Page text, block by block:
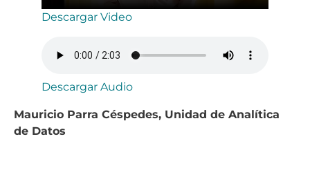
Descargar Video
Descargar Audio
Mauricio Parra Céspedes, Unidad de Analítica
de Datos